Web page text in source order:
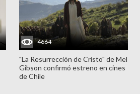
4664
"La Resurrección de Cristo" de Mel
Gibson confirmó estreno en cines
de Chile